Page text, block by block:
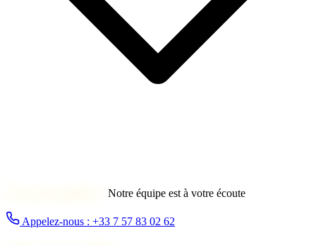
Notre équipe est à votre écoute
Appelez-nous : +33 7 57 83 02 62